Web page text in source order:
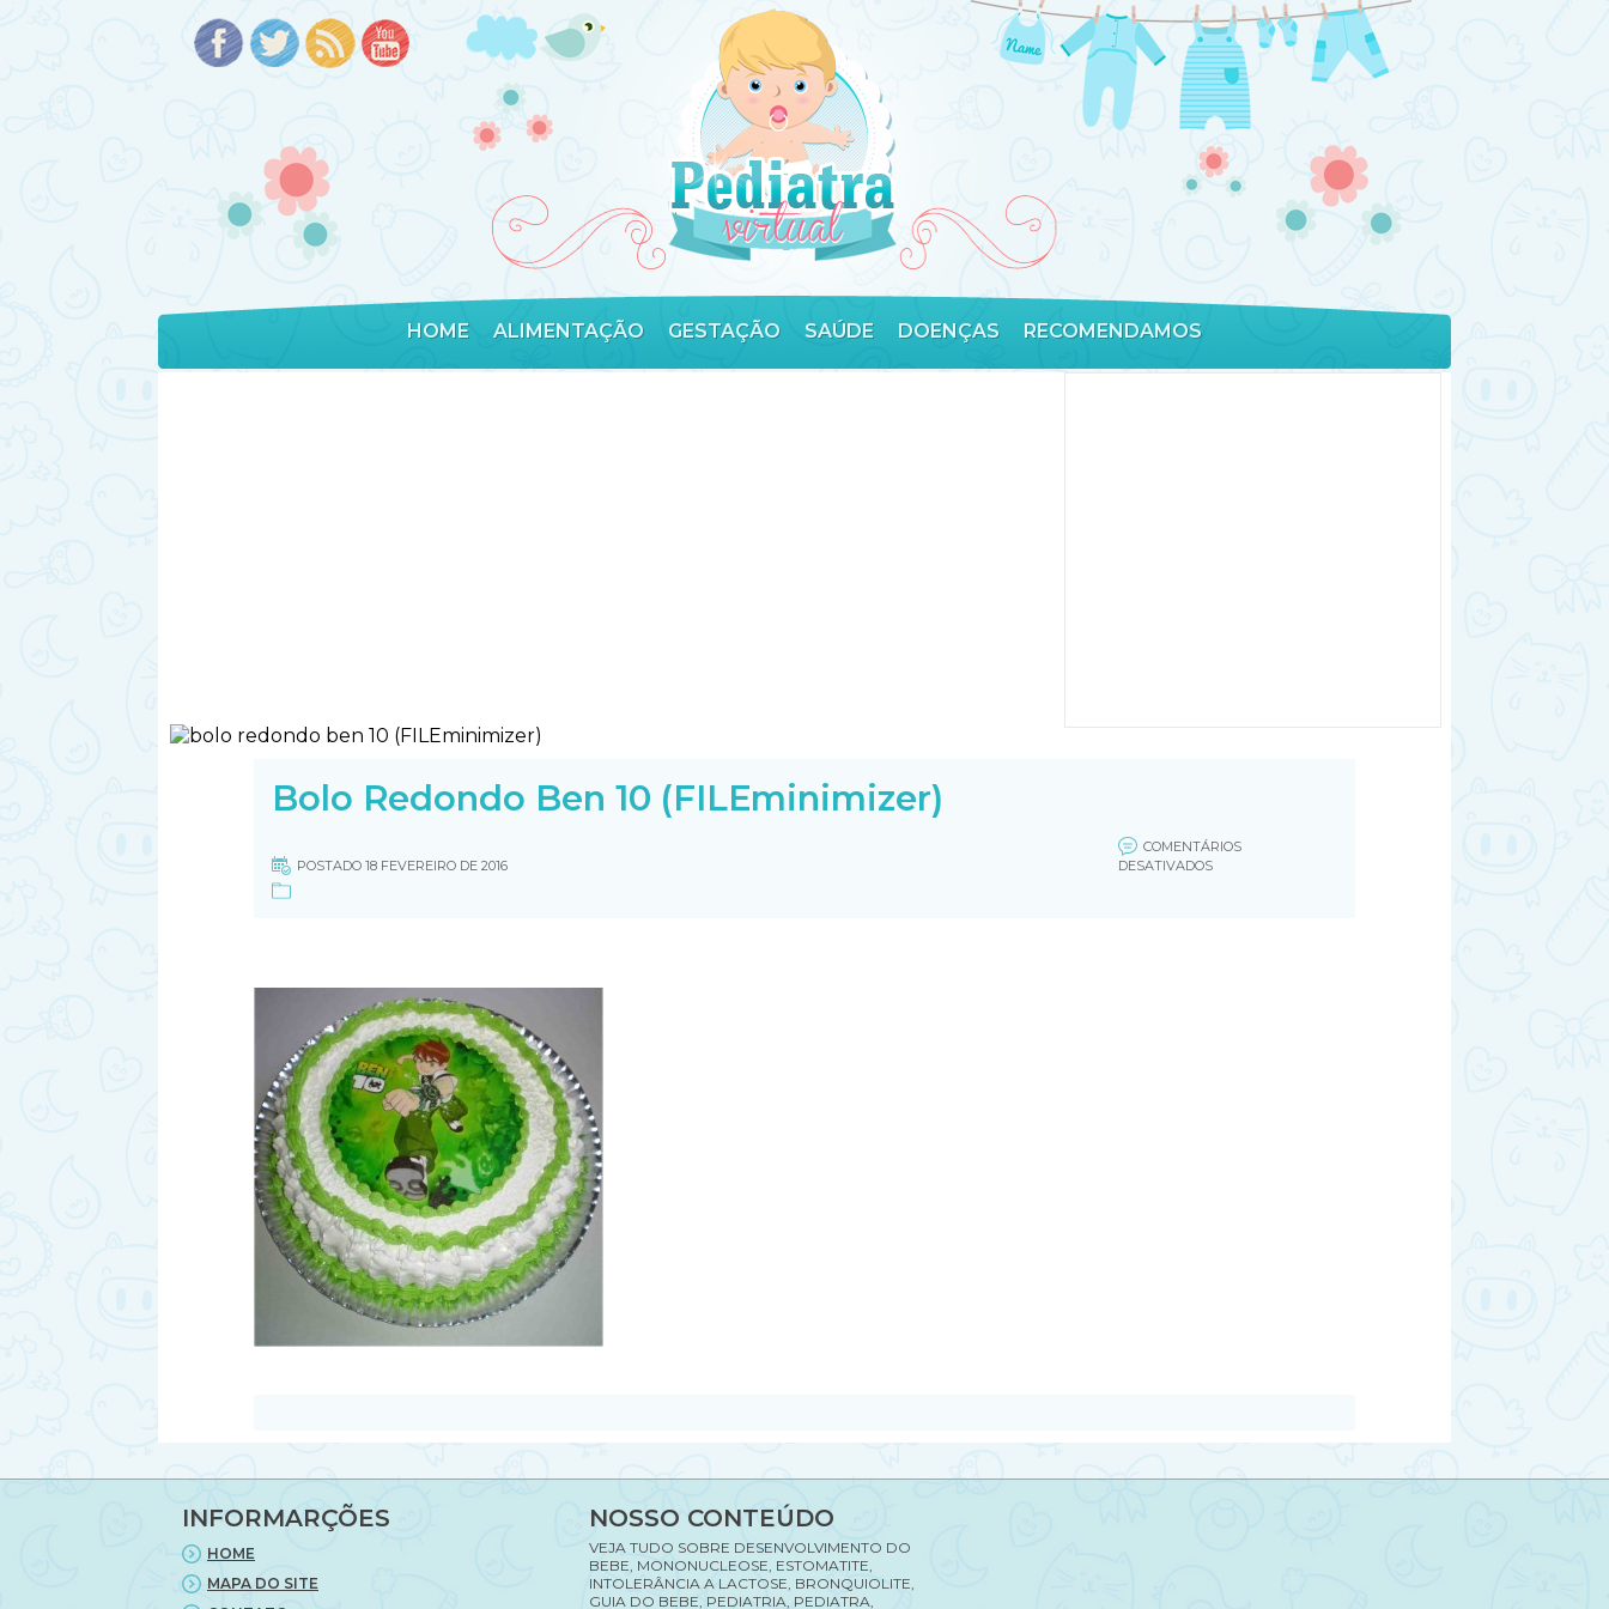
HOME ALIMENTAÇÃO GESTAÇÃO SAÚDE DOENÇAS RECOMENDAMOS
Bolo Redondo Ben 10 (FILEminimizer)
POSTADO 18 FEVEREIRO DE 2016
COMENTÁRIOS
DESATIVADOSEM
INFORMARÇÕES
HOME
MAPA DO SITE
NOSSO CONTEÚDO
VEJA TUDO SOBRE DESENVOLVIMENTO DO
BEBE, MONONUCLEOSE, ESTOMATITE,
INTOLERÂNCIA A LACTOSE, BRONQUIOLITE,
GUIA DO BEBE, PEDIATRIA, PEDIATRA,